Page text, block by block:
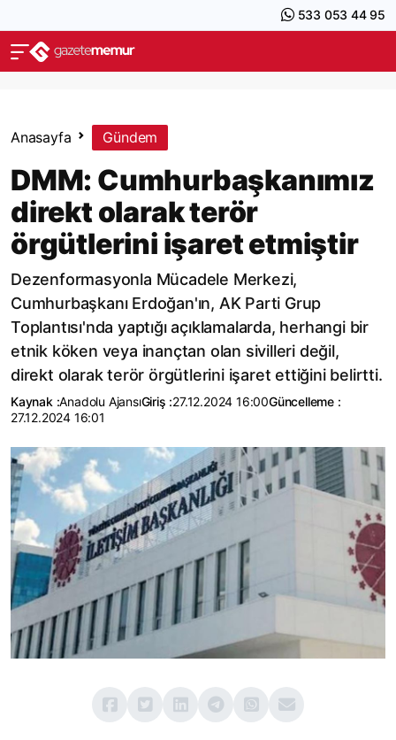
533 053 44 95
Anasayfa Gündem
DMM: Cumhurbaşkanımız
direkt olarak terör
örgütlerini işaret etmiştir
Dezenformasyonla Mücadele Merkezi,
Cumhurbaşkanı Erdoğan'ın, AK Parti Grup
Toplantısı'nda yaptığı açıklamalarda, herhangi bir
etnik köken veya inançtan olan sivilleri değil,
direkt olarak terör örgütlerini işaret ettiğini belirtti.
Kaynak :Anadolu AjansıGiriş :27.12.2024 16:00Güncelleme :
27.12.2024 16:01